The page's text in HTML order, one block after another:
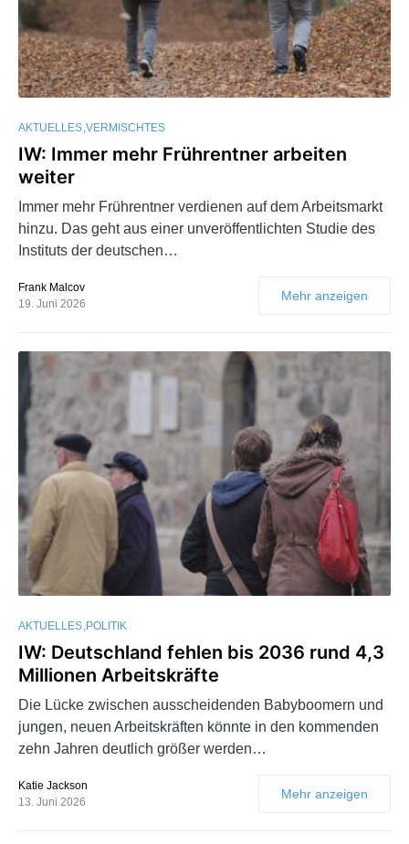
AKTUELLES VERMISCHTES
IW: Immer mehr Frührentner arbeiten
weiter
Immer mehr Frührentner verdienen auf dem Arbeitsmarkt
hinzu. Das geht aus einer unveröffentlichten Studie des
Instituts der deutschen…
Frank Malcov
19. Juni 2026
Mehr anzeigen
AKTUELLES POLITIK
IW: Deutschland fehlen bis 2036 rund 4,3
Millionen Arbeitskräfte
Die Lücke zwischen ausscheidenden Babyboomern und
jungen, neuen Arbeitskräften könnte in den kommenden
zehn Jahren deutlich größer werden…
Katie Jackson
13. Juni 2026
Mehr anzeigen